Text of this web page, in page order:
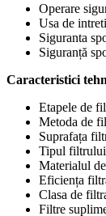
Operare
Usa de
Siguranta
Siguranță
Caracteristici
Etapele de
Metoda de
Suprafața
Tipul filtrului
Materialul
Eficiența
Clasa de
Filtre